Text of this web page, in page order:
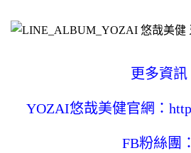
更多資訊
YOZAI悠哉美健官網：
FB粉絲團：